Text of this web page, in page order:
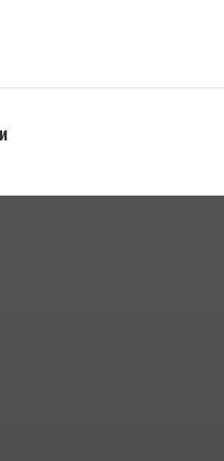
Росгвардии подвели итоги
с крупной партией
помощь девушке,